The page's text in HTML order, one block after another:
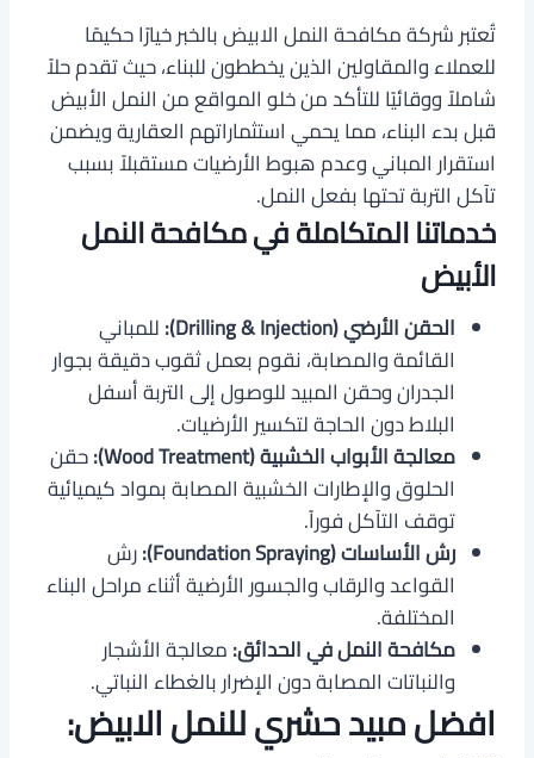
تُعتبر شركة مكافحة النمل الابيض بالخبر خيارًا حكيمًا
للعملاء والمقاولين الذين يخططون للبناء، حيث تقدم حلاً
شاملاً ووقائيًا للتأكد من خلو المواقع من النمل الأبيض
قبل بدء البناء، مما يحمي استثماراتهم العقارية ويضمن
استقرار المباني وعدم هبوط الأرضيات مستقبلاً بسبب
تآكل التربة تحتها بفعل النمل.
خدماتنا المتكاملة في مكافحة النمل
الأبيض
الحقن الأرضي (Drilling & Injection):
للمباني
القائمة والمصابة، نقوم بعمل ثقوب دقيقة بجوار
الجدران وحقن المبيد للوصول إلى التربة أسفل
البلاط دون الحاجة لتكسير الأرضيات.
معالجة الأبواب الخشبية (Wood Treatment):
حقن
الحلوق والإطارات الخشبية المصابة بمواد كيميائية
توقف التآكل فوراً.
رش الأساسات (Foundation Spraying):
رش
القواعد والرقاب والجسور الأرضية أثناء مراحل البناء
المختلفة.
مكافحة النمل في الحدائق:معالجة الأشجار
والنباتات المصابة دون الإضرار بالغطاء النباتي.
افضل مبيد حشري للنمل الابيض: